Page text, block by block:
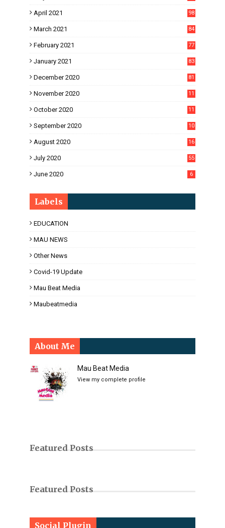
April 2021 98
March 2021 84
February 2021 77
January 2021 83
December 2020 81
November 2020
11
October 2020
11
September 2020
10
August 2020
16
July 2020 55
June 2020 6
Labels
EDUCATION
MAU NEWS
Other News
Covid-19 Update
Mau Beat Media
Maubeatmedia
About Me
Mau Beat Media
View my complete profile
Featured Posts
Featured Posts
Social Plugin